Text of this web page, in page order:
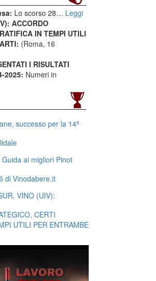
Lo scorso 28… Leggi
ACCORDO
IN TEMPI UTILI
(Roma, 16
I RISULTATI
2025: Numeri in
successo per la 14ª
ai migliori Pinot
di Vinodabere.it
VINO (UIV):
CERTI
UTILI PER ENTRAMBE